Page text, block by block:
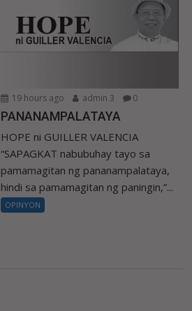
19 hours ago admin 3 0
PANANAMPALATAYA
HOPE ni GUILLER VALENCIA
“SAPAGKAT nabubuhay tayo sa
pamamagitan ng pananampalataya,
hindi sa pamamagitan ng paningin,”...
OPINYON